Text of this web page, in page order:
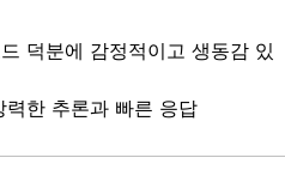
덕분에 감정적이고 생동감 있
한 추론과 빠른 응답